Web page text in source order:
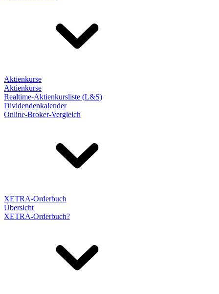
Aktienkurse
Aktienkurse
Realtime-Aktienkursliste (L&S)
Dividendenkalender
Online-Broker-Vergleich
XETRA-Orderbuch
Übersicht
XETRA-Orderbuch?